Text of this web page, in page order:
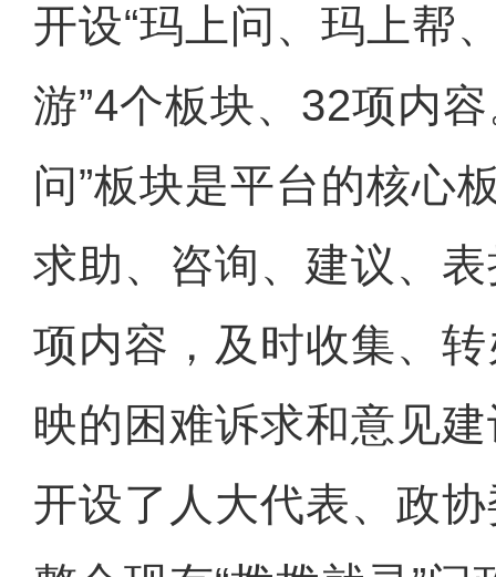
开设“玛上问、玛上帮
游”4个板块、32项内
问”板块是平台的核心
求助、咨询、建议、
项内容，及时收集、
映的困难诉求和意见
开设了人大代表、政